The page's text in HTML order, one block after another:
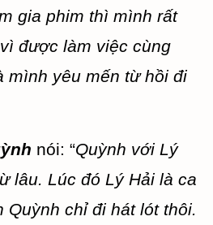
gia phim thì mình rất
được làm việc cùng
mình yêu mến từ hồi đi
nói: “Quỳnh với Lý
lâu. Lúc đó Lý Hải là ca
Quỳnh chỉ đi hát lót thôi.